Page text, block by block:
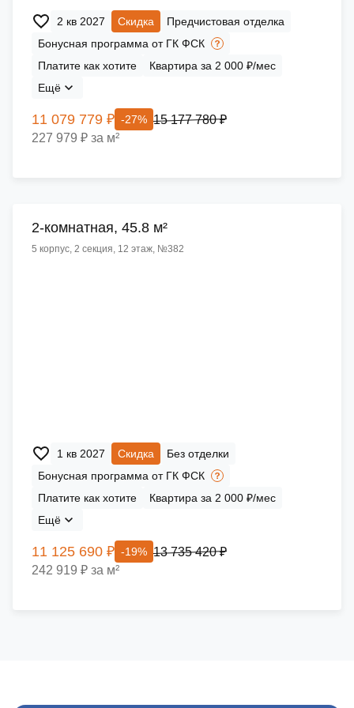
2 кв 2027 Скидка
Предчистовая отделка
Бонусная программа от ГК ФСК
Платите как хотите
Квартира за 2 000 ₽/мес
Ещё
11 079 779 ₽ -27% 15 177 780 ₽
227 979 ₽ за м²
2-комнатная, 45.8 м²
5 корпус, 2 секция, 12 этаж, №382
1 кв 2027 Скидка
Без отделки
Бонусная программа от ГК ФСК
Платите как хотите
Квартира за 2 000 ₽/мес
Ещё
11 125 690 ₽ -19% 13 735 420 ₽
242 919 ₽ за м²